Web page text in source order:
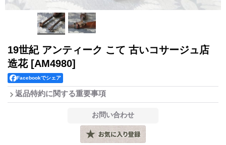
19世紀 アンティーク こて 古いコサージュ店
造花 [AM4980]
Facebookでシェア
返品特約に関する重要事項